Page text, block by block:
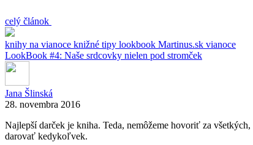
celý článok
knihy na vianoce knižné tipy lookbook Martinus.sk vianoce
LookBook #4: Naše srdcovky nielen pod stromček
Jana Šlinská
28. novembra 2016
Najlepší darček je kniha. Teda, nemôžeme hovoriť za
darovať kedykoľvek.